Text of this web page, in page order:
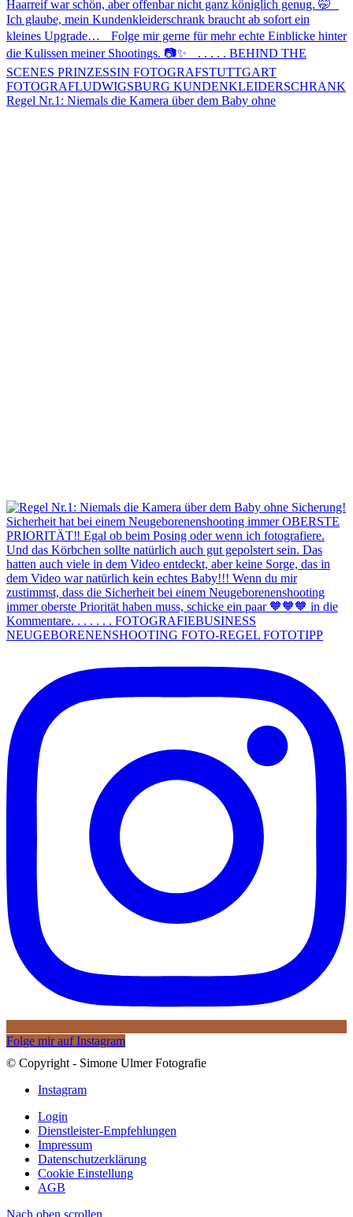
Regel Nr.1: Niemals die Kamera über dem Baby ohne
Folge mir auf Instagram
© Copyright - Simone Ulmer Fotografie
Instagram
Login
Dienstleister-Empfehlungen
Impressum
Datenschutzerklärung
Cookie Einstellung
AGB